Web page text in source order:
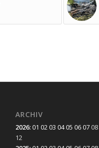
ARCHIV
2026:01 0203 0405 0607 08
12